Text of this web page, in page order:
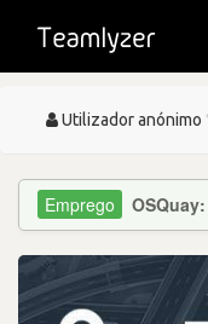
Toggle
Utilizador anónimo
OSQuay: